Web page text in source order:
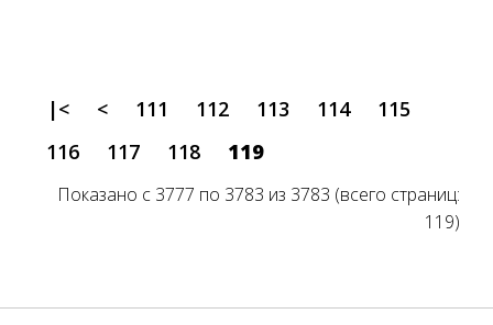
|< < 111 112 113 114
115
116
117 118 119
Показано с 3777 по 3783 из 3783 (всего страниц:
119)